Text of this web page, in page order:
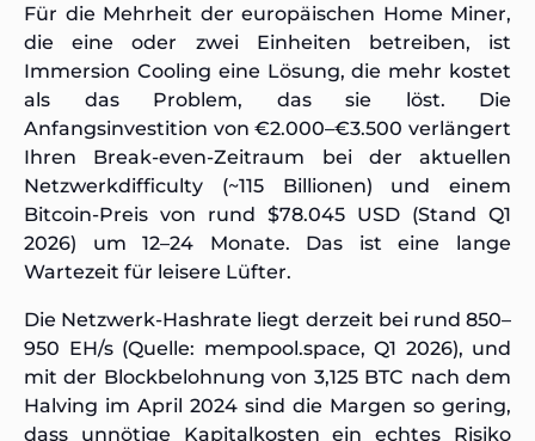
Für die Mehrheit der europäischen Home Miner,
die eine oder zwei Einheiten betreiben, ist
Immersion Cooling eine Lösung, die mehr kostet
als das Problem, das sie löst. Die
Anfangsinvestition von €2.000–€3.500 verlängert
Ihren Break-even-Zeitraum bei der aktuellen
Netzwerkdifficulty (~115 Billionen) und einem
Bitcoin-Preis von rund $78.045 USD (Stand Q1
2026) um 12–24 Monate. Das ist eine lange
Wartezeit für leisere Lüfter.
Die Netzwerk-Hashrate liegt derzeit bei rund 850–
950 EH/s (Quelle: mempool.space, Q1 2026), und
mit der Blockbelohnung von 3,125 BTC nach dem
Halving im April 2024 sind die Margen so gering,
dass unnötige Kapitalkosten ein echtes Risiko